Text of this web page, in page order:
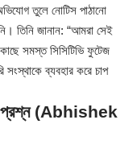
তুলে নোটিস পাঠানো
তিনি জানান: “আমরা সেই
সমস্ত সিসিটিভি ফুটেজ
ব্যবহার করে চাপ
প্রশ্ন (Abhishek